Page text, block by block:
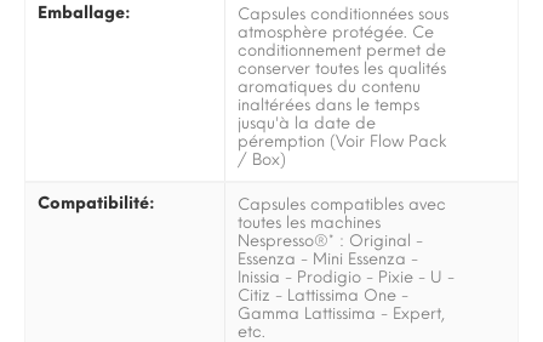
Emballage:
Capsules conditionnées sous
atmosphère protégée. Ce
conditionnement permet de
conserver toutes les qualités
aromatiques du contenu
inaltérées dans le temps
jusqu'à la date de
péremption (Voir Flow Pack
/ Box)
Compatibilité:
Capsules compatibles avec
toutes les machines
Nespresso®* : Original -
Essenza - Mini Essenza -
Inissia - Prodigio - Pixie - U -
Citiz - Lattissima One -
Gamma Lattissima - Expert,
etc.